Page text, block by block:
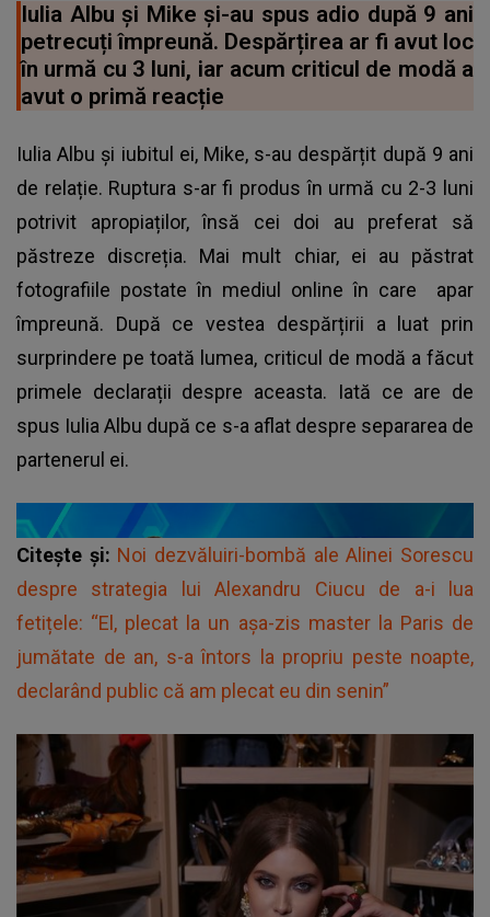
Iulia Albu și Mike și-au spus adio după 9 ani
petrecuți împreună. Despărțirea ar fi avut loc
în urmă cu 3 luni, iar acum criticul de modă a
avut o primă reacție
Iulia Albu și iubitul ei, Mike, s-au despărțit după 9 ani
de relație. Ruptura s-ar fi produs în urmă cu 2-3 luni
potrivit apropiaților, însă cei doi au preferat să
păstreze discreția. Mai mult chiar, ei au păstrat
fotografiile postate în mediul online în care apar
împreună. După ce vestea despărțirii a luat prin
surprindere pe toată lumea, criticul de modă a făcut
primele declarații despre aceasta. Iată ce are de
spus Iulia Albu după ce s-a aflat despre separarea de
partenerul ei.
Citește și: Noi dezvăluiri-bombă ale Alinei Sorescu
despre strategia lui Alexandru Ciucu de a-i lua
fetițele: “El, plecat la un așa-zis master la Paris de
jumătate de an, s-a întors la propriu peste noapte,
declarând public că am plecat eu din senin”